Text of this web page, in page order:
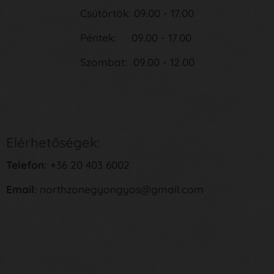
Csütörtök: 09.00 - 17.00
Péntek: 09.00 - 17.00
Szombat: 09.00 - 12.00
Elérhetőségek:
Telefon: +36 20 403 6002
Email : northzonegyongyos@gmail.com